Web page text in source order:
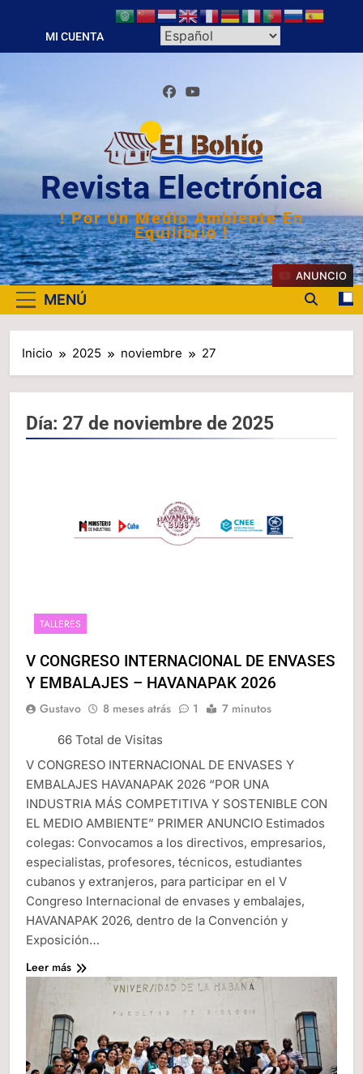
contenido
MI CUENTA
Revista Electrónica
! Por Un Medio Ambiente En
Equilibrio !
MENÚ
ANUNCIO
Inicio 2025 noviembre 27
Día: 27 de noviembre de 2025
TALLERES
V CONGRESO INTERNACIONAL DE ENVASES
Y EMBALAJES – HAVANAPAK 2026
Gustavo 8 meses atrás 1 7 minutos
66 Total de Visitas
V CONGRESO INTERNACIONAL DE ENVASES Y
EMBALAJES HAVANAPAK 2026 “POR UNA
INDUSTRIA MÁS COMPETITIVA Y SOSTENIBLE CON
EL MEDIO AMBIENTE” PRIMER ANUNCIO Estimados
colegas: Convocamos a los directivos, empresarios,
especialistas, profesores, técnicos, estudiantes
cubanos y extranjeros, para participar en el V
Congreso Internacional de envases y embalajes,
HAVANAPAK 2026, dentro de la Convención y
Exposición…
Leer más